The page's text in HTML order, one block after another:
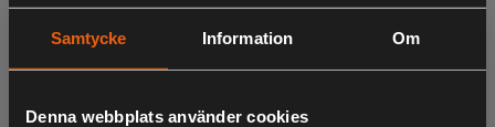
Samtycke Information Om
Denna webbplats använder cookies
Observera att webshopens lager inte alltid gäller för butiken i Lagan. Vänligen
Beskrivning